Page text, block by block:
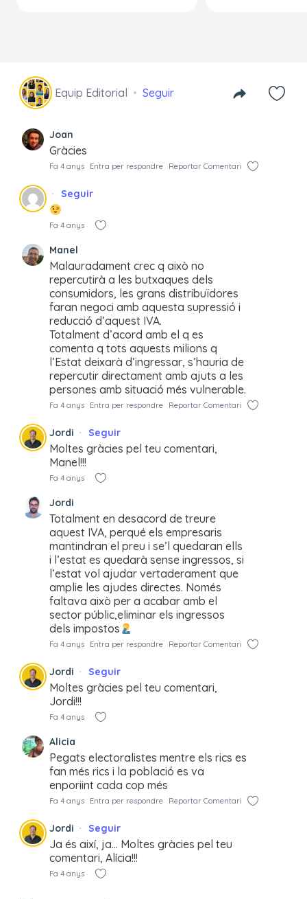
Equip Editorial Seguir
Joan
Gràcies
Fa 4 anys Entra per respondre Reportar Comentari
Seguir
Fa 4 anys
Manel
Malauradament crec q això no
repercutirà a les butxaques dels
consumidors, les grans distribuïdores
faran negoci amb aquesta supressió i
reducció d’aquest IVA.
Totalment d’acord amb el q es
comenta q tots aquests milions q
l’Estat deixarà d’ingressar, s’hauria de
repercutir directament amb ajuts a les
persones amb situació més vulnerable.
Fa 4 anys Entra per respondre Reportar Comentari
Jordi Seguir
Moltes gràcies pel teu comentari,
Manel!!!
Fa 4 anys
Jordi
Totalment en desacord de treure
aquest IVA, perqué els empresaris
mantindran el preu i se’l quedaran ells
i l’estat es quedarà sense ingressos, si
l’estat vol ajudar vertaderament que
amplie les ajudes directes. Només
faltava això per a acabar amb el
sector públic,eliminar els ingressos
dels impostos
Fa 4 anys Entra per respondre Reportar Comentari
Jordi Seguir
Moltes gràcies pel teu comentari,
Jordi!!!
Fa 4 anys
Alicia
Pegats electoralistes mentre els rics es
fan més rics i la població es va
enporiint cada cop més
Fa 4 anys Entra per respondre Reportar Comentari
Jordi Seguir
Ja és així, ja… Moltes gràcies pel teu
comentari, Alícia!!!
Fa 4 anys